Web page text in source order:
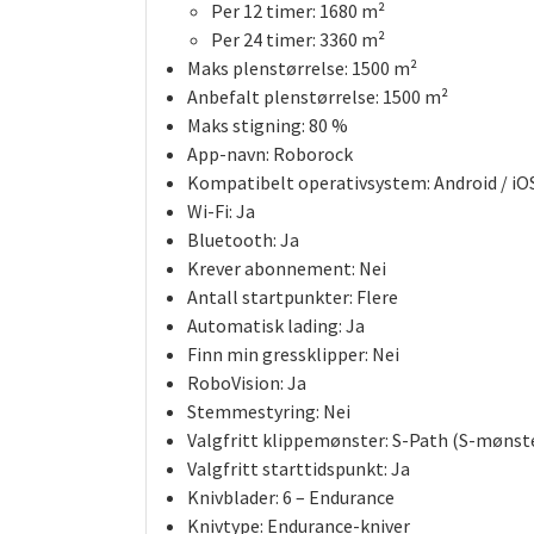
Per 12 timer: 1680 m²
Per 24 timer: 3360 m²
Maks plenstørrelse: 1500 m²
Anbefalt plenstørrelse: 1500 m²
Maks stigning: 80 %
App-navn: Roborock
Kompatibelt operativsystem: Android /
Wi-Fi: Ja
Bluetooth: Ja
Krever abonnement: Nei
Antall startpunkter: Flere
Automatisk lading: Ja
Finn min gressklipper: Nei
RoboVision: Ja
Stemmestyring: Nei
Valgfritt klippemønster: S-Path (S-
Valgfritt starttidspunkt: Ja
Knivblader: 6 – Endurance
Knivtype: Endurance-kniver